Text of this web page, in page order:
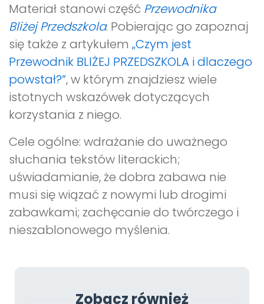
Materiał stanowi część Przewodnika
Bliżej Przedszkola. Pobierając go zapoznaj
się także z artykułem „Czym jest
Przewodnik BLIŻEJ PRZEDSZKOLA i dlaczego
powstał?”, w którym znajdziesz wiele
istotnych wskazówek dotyczących
korzystania z niego.
Cele ogólne: wdrażanie do uważnego
słuchania tekstów literackich;
uświadamianie, że dobra zabawa nie
musi się wiązać z nowymi lub drogimi
zabawkami; zachęcanie do twórczego i
nieszablonowego myślenia.
Zobacz również